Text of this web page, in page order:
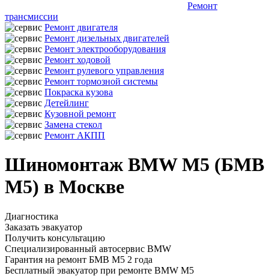
Ремонт
трансмиссии
Ремонт двигателя
Ремонт дизельных двигателей
Ремонт электрооборудования
Ремонт ходовой
Ремонт рулевого управления
Ремонт тормозной системы
Покраска кузова
Детейлинг
Кузовной ремонт
Замена стекол
Ремонт АКПП
Шиномонтаж BMW M5 (БМВ
М5) в Москве
Диагностика
Заказать эвакуатор
Получить консультацию
Специализированный автосервис BMW
Гарантия на ремонт БМВ М5 2 года
Бесплатный эвакуатор при ремонте BMW M5